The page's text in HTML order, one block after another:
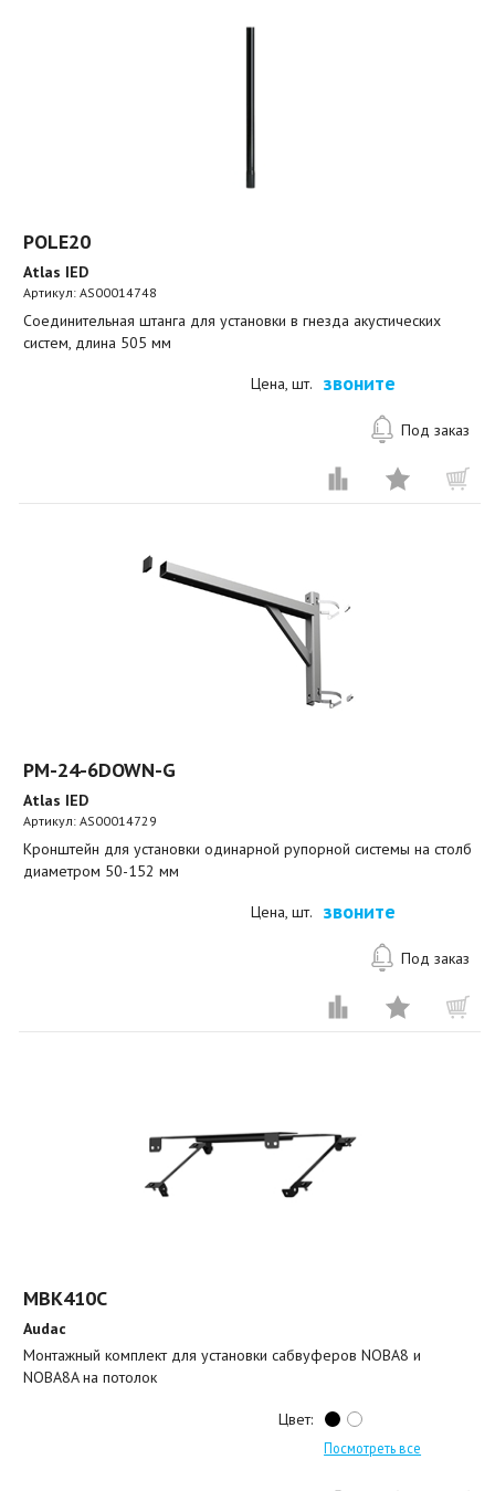
POLE20
Atlas IED
Артикул:AS00014748
Соединительная штанга для установки в гнезда акустических
систем, длина 505 мм
Цена, шт. звоните
Под заказ
PM-24-6DOWN-G
Atlas IED
Артикул:AS00014729
Кронштейн для установки одинарной рупорной системы на столб
диаметром 50-152 мм
Цена, шт. звоните
Под заказ
MBK410C
Audac
Монтажный комплект для установки сабвуферов NOBA8 и
NOBA8A на потолок
Цвет:
Посмотреть все